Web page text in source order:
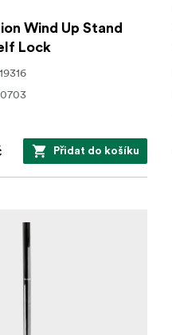
Wind Up Stand
Lock
Přidat do košíku